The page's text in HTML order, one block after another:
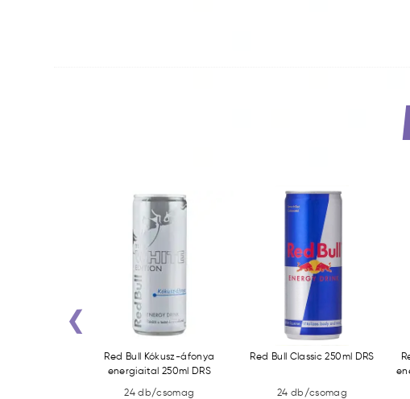
Red Bull Kókusz-áfonya
energiaital 250ml DRS
24 db/csomag
Red Bull Classic 250ml DRS
24 db/csomag
‹